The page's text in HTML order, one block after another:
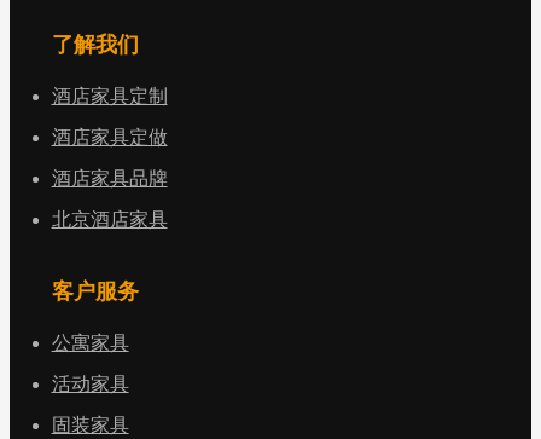
了解我们
酒店家具定制
酒店家具定做
酒店家具品牌
北京酒店家具
客户服务
公寓家具
活动家具
固装家具